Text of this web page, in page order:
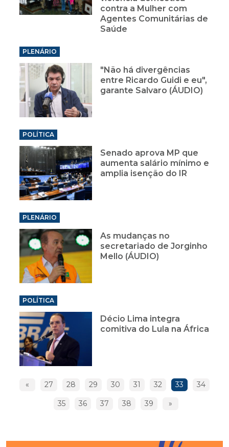
contra a Mulher com
Agentes Comunitárias de
Saúde
PLENÁRIO
"Não há divergências
entre Ricardo Guidi e eu",
garante Salvaro (ÁUDIO)
POLÍTICA
Senado aprova MP que
aumenta salário mínimo e
amplia isenção do IR
PLENÁRIO
As mudanças no
secretariado de Jorginho
Mello (ÁUDIO)
POLÍTICA
Décio Lima integra
comitiva do Lula na África
« 27 28 29 30 31 32 33 34
35 36 37 38 39 »